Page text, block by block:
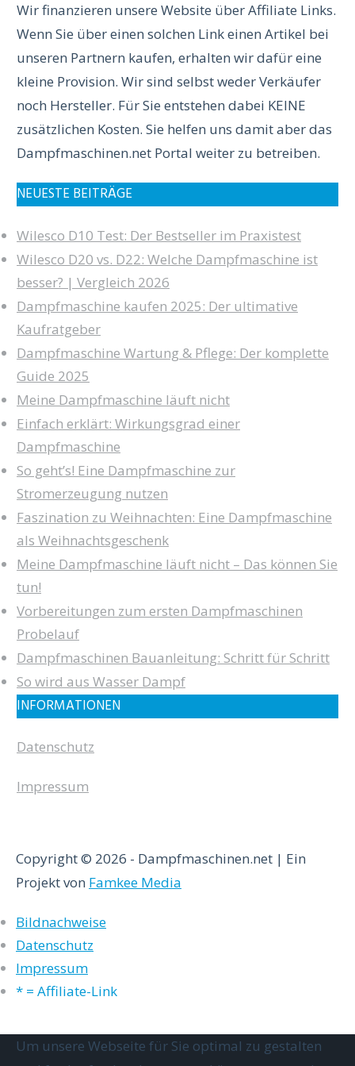
Wir finanzieren unsere Website über Affiliate Links.
Wenn Sie über einen solchen Link einen Artikel bei
unseren Partnern kaufen, erhalten wir dafür eine
kleine Provision. Wir sind selbst weder Verkäufer
noch Hersteller. Für Sie entstehen dabei KEINE
zusätzlichen Kosten. Sie helfen uns damit aber das
Dampfmaschinen.net Portal weiter zu betreiben.
NEUESTE BEITRÄGE
Wilesco D10 Test: Der Bestseller im Praxistest
Wilesco D20 vs. D22: Welche Dampfmaschine ist
besser? | Vergleich 2026
Dampfmaschine kaufen 2025: Der ultimative
Kaufratgeber
Dampfmaschine Wartung & Pflege: Der komplette
Guide 2025
Meine Dampfmaschine läuft nicht
Einfach erklärt: Wirkungsgrad einer
Dampfmaschine
So geht’s! Eine Dampfmaschine zur
Stromerzeugung nutzen
Faszination zu Weihnachten: Eine Dampfmaschine
als Weihnachtsgeschenk
Meine Dampfmaschine läuft nicht – Das können Sie
tun!
Vorbereitungen zum ersten Dampfmaschinen
Probelauf
Dampfmaschinen Bauanleitung: Schritt für Schritt
So wird aus Wasser Dampf
INFORMATIONEN
Datenschutz
Impressum
Copyright © 2026 - Dampfmaschinen.net | Ein
Projekt von Famkee Media
Bildnachweise
Datenschutz
Impressum
* = Affiliate-Link
Um unsere Webseite für Sie optimal zu gestalten